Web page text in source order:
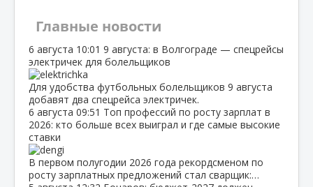
Главные новости
6 августа 10:01 9 августа: в Волгограде — спецрейсы
электричек для болельщиков
Для удобства футбольных болельщиков 9 августа
добавят два спецрейса электричек.
6 августа 09:51 Топ профессий по росту зарплат в
2026: кто больше всех выиграл и где самые высокие
ставки
В первом полугодии 2026 года рекордсменом по
росту зарплатных предложений стал сварщик:…